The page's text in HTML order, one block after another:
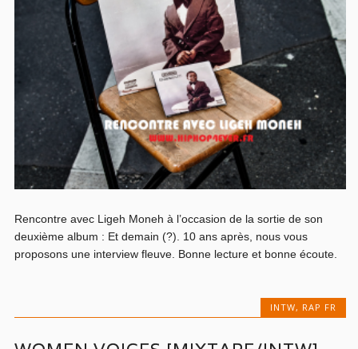
Rencontre avec Ligeh Moneh à l’occasion de la sortie de son
deuxième album : Et demain (?). 10 ans après, nous vous
proposons une interview fleuve. Bonne lecture et bonne écoute.
INTW, RAP FR